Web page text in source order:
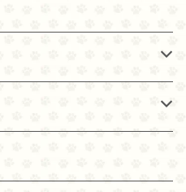
麹の酵素でタンパク質が消化されやす
ドのトッピングとして、また、ぱさぱさと
リーズドライを始めて食べる猫ちゃん
カロリーなムネ肉に、自然栽培米麹
フリーズドライを作りました。 フリー
呼ばれる甘麹。 『やさしい85ごはん』